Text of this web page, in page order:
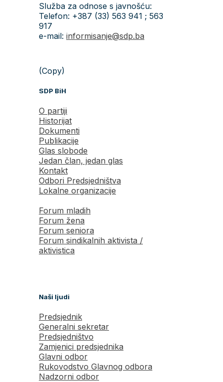
Služba za odnose s javnošću:
Telefon: +387 (33) 563 941 ; 563
917
e-mail: informisanje@sdp.ba
(Copy)
SDP BiH
O partiji
Historijat
Dokumenti
Publikacije
Glas slobode
Jedan član, jedan glas
Kontakt
Odbori Predsjedništva
Lokalne organizacije
Forum mladih
Forum žena
Forum seniora
Forum sindikalnih aktivista /
aktivistica
Naši ljudi
Predsjednik
Generalni sekretar
Predsjedništvo
Zamjenici predsjednika
Glavni odbor
Rukovodstvo Glavnog odbora
Nadzorni odbor